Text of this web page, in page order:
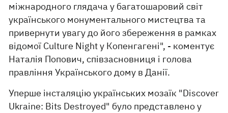
міжнародного глядача у багатошаровий світ
українського монументального мистецтва та
привернути увагу до його збереження в рамках
відомої Culture Night у Копенгагені", - коментує
Наталія Попович, співзасновниця і голова
правління Українського дому в Данії.
Уперше інсталяцію українських мозаїк "Discover
Ukraine: Bits Destroyed" було представлено у